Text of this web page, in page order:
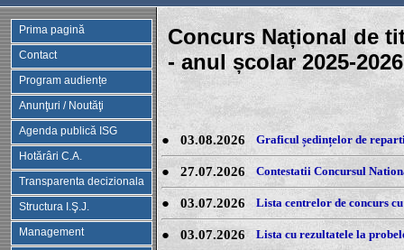
Prima pagină
Contact
Program audiențe
Anunţuri / Noutăţi
Agenda publică ISG
Hotărâri C.A.
Transparenta decizionala
Structura I.Ş.J.
Management
Concurs Național de
- anul școlar 2025-2026
● 03.08.2026 Graficul ședințelor de
● 27.07.2026 Contestatii Concursul
● 03.07.2026 Lista centrelor de concurs
● 03.07.2026 Lista cu rezultatele la